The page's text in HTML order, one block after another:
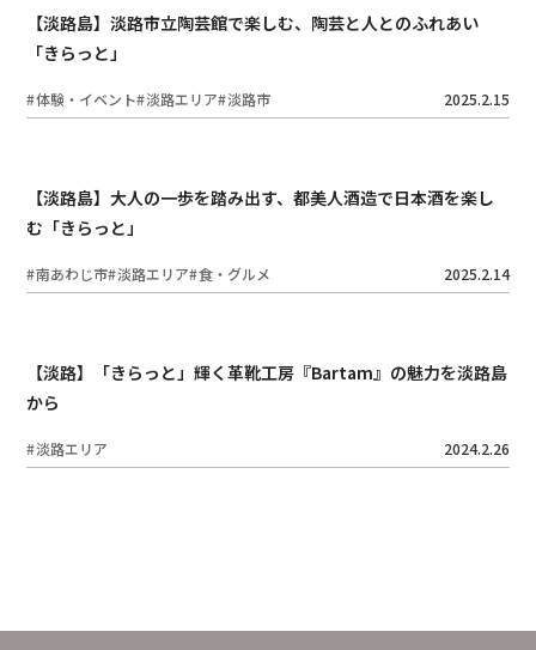
【淡路島】淡路市立陶芸館で楽しむ、陶芸と人とのふれあい
「きらっと」
体験・イベント 淡路エリア 淡路市 2025.2.15
【淡路島】大人の一歩を踏み出す、都美人酒造で日本酒を楽し
む「きらっと」
南あわじ市 淡路エリア 食・グルメ 2025.2.14
【淡路】「きらっと」輝く革靴工房『Bartam』の魅力を淡路島
から
淡路エリア 2024.2.26